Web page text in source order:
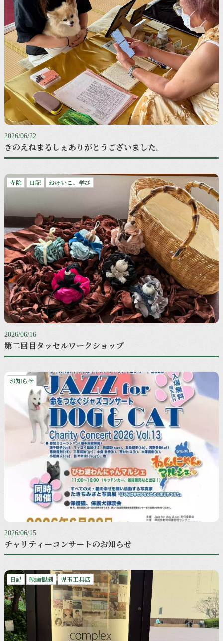
2026/06/22
きのえねまるしぇありがとうございました。
寺院 日記 おけいこ、学び
2026/06/16
第二回目タッセルワークショップ
お知らせ
2026/06/15
チャリティーコンサートのお知らせ
日記 映画観劇 児玉工具店